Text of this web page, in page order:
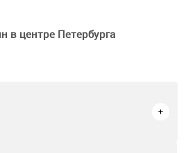
в центре Петербурга